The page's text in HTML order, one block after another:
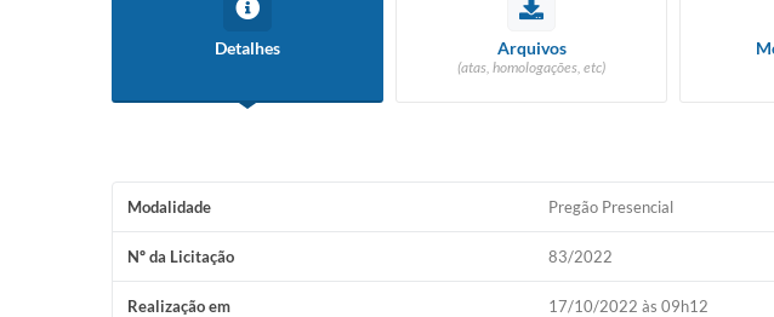
Detalhes Arquivos
(atas, homologações, etc)
Modalidade Pregão Presencial
Nº da Licitação 83/2022
Realização em 17/10/2022 às 09h12